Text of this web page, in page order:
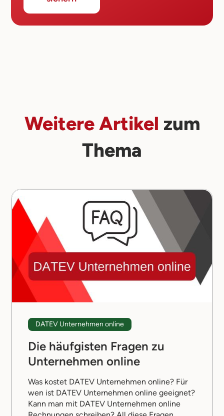
Weitere Artikel zum
Thema
DATEV Unternehmen online
Die häufgisten Fragen zu
Unternehmen online
Was kostet DATEV Unternehmen online? Für
wen ist DATEV Unternehmen online geeignet?
Kann man mit DATEV Unternehmen online